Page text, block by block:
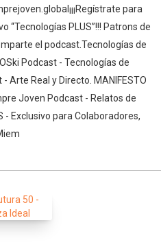
para
“Tecnologías PLUS”!!! Patrons de
el podcast.Tecnologías de
Podcast - Tecnologías de
Arte Real y Directo. MANIFESTO
Joven Podcast - Relatos de
- Exclusivo para Colaboradores,